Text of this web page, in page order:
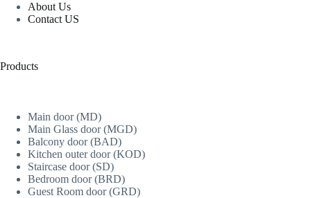
About Us
Contact US
Products
Main door (MD)
Main Glass door (MGD)
Balcony door (BAD)
Kitchen outer door (KOD)
Staircase door (SD)
Bedroom door (BRD)
Guest Room door (GRD)